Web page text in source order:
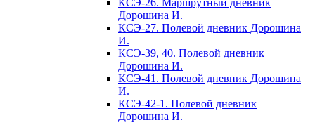
КСЭ-26. Маршрутный дневник
Дорошина И.
КСЭ-27. Полевой дневник Дорошина
И.
КСЭ-39, 40. Полевой дневник
Дорошина И.
КСЭ-41. Полевой дневник Дорошина
И.
КСЭ-42-1. Полевой дневник
Дорошина И.